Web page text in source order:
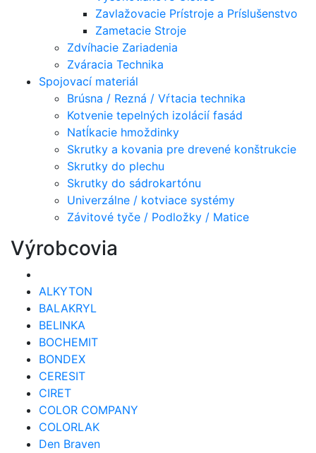
Zavlažovacie Prístroje a Príslušenstvo
Zametacie Stroje
Zdvíhacie Zariadenia
Zváracia Technika
Spojovací materiál
Brúsna / Rezná / Vŕtacia technika
Kotvenie tepelných izolácií fasád
Natĺkacie hmoždinky
Skrutky a kovania pre drevené konštrukcie
Skrutky do plechu
Skrutky do sádrokartónu
Univerzálne / kotviace systémy
Závitové tyče / Podložky / Matice
Výrobcovia
ALKYTON
BALAKRYL
BELINKA
BOCHEMIT
BONDEX
CERESIT
CIRET
COLOR COMPANY
COLORLAK
Den Braven